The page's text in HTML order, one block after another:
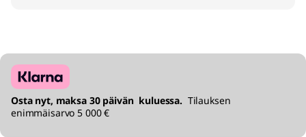
Osta nyt, maksa 30 päivän kuluessa. Tilauksen
enimmäisarvo 5 000 €